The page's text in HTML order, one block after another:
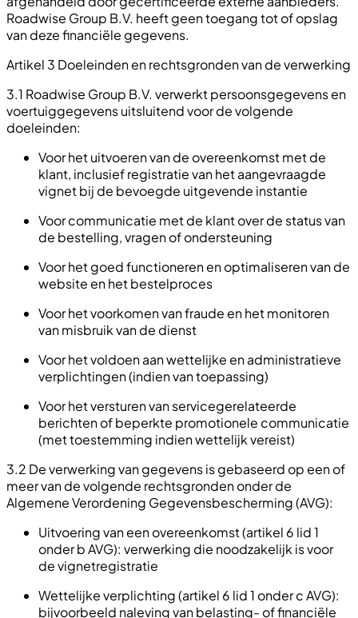
Roadwise Group B.V. heeft geen toegang tot of opslag
van deze financiële gegevens.
Artikel 3 Doeleinden en rechtsgronden van de verwerking
3.1 Roadwise Group B.V. verwerkt persoonsgegevens en
voertuiggegevens uitsluitend voor de volgende
doeleinden:
Voor het uitvoeren van de overeenkomst met de
klant, inclusief registratie van het aangevraagde
vignet bij de bevoegde uitgevende instantie
Voor communicatie met de klant over de status van
de bestelling, vragen of ondersteuning
Voor het goed functioneren en optimaliseren van de
website en het bestelproces
Voor het voorkomen van fraude en het monitoren
van misbruik van de dienst
Voor het voldoen aan wettelijke en administratieve
verplichtingen (indien van toepassing)
Voor het versturen van servicegerelateerde
berichten of beperkte promotionele communicatie
(met toestemming indien wettelijk vereist)
3.2 De verwerking van gegevens is gebaseerd op een of
meer van de volgende rechtsgronden onder de
Algemene Verordening Gegevensbescherming (AVG):
Uitvoering van een overeenkomst (artikel 6 lid 1
onder b AVG): verwerking die noodzakelijk is voor
de vignetregistratie
Wettelijke verplichting (artikel 6 lid 1 onder c AVG):
bijvoorbeeld naleving van belasting- of financiële